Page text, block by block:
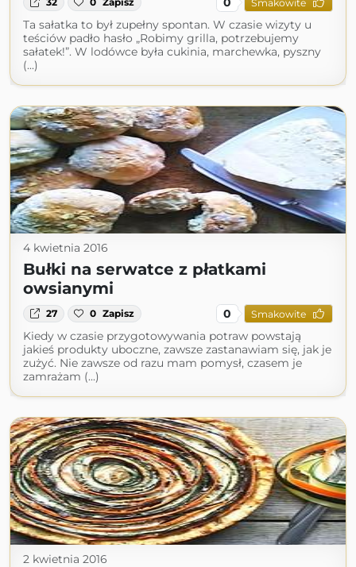
Smakowite
Ta sałatka to był zupełny spontan. W czasie wizyty u
teściów padło hasło „Robimy grilla, potrzebujemy
sałatek!”. W lodówce była cukinia, marchewka, pyszny
(...)
4 kwietnia 2016
Bułki na serwatce z płatkami
owsianymi
27 0 Zapisz 0 Smakowite
Kiedy w czasie przygotowywania potraw powstają
jakieś produkty uboczne, zawsze zastanawiam się, jak je
zużyć. Nie zawsze od razu mam pomysł, czasem je
zamrażam (...)
2 kwietnia 2016